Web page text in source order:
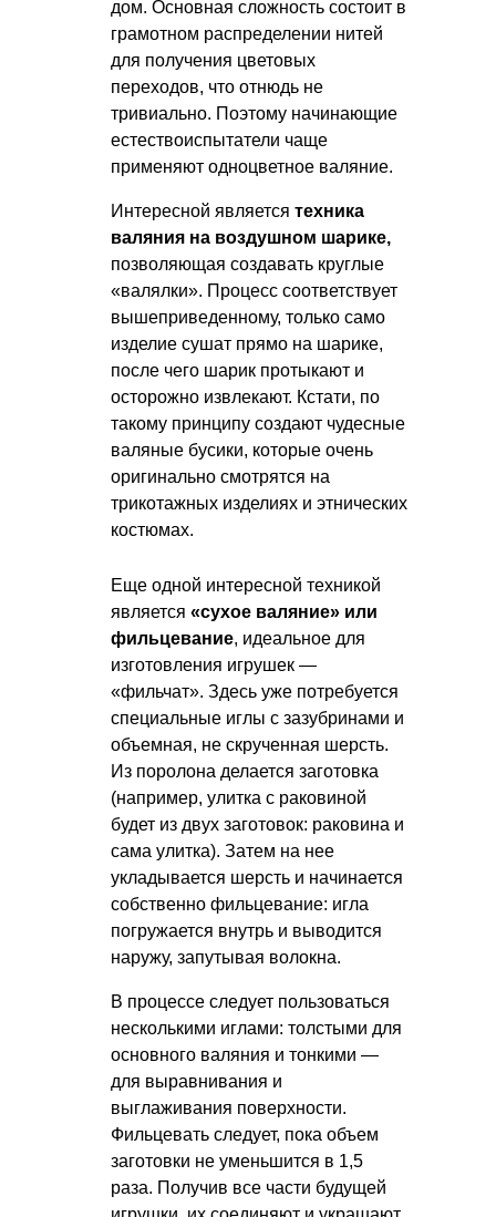
дом. Основная сложность состоит в
грамотном распределении нитей
для получения цветовых
переходов, что отнюдь не
тривиально. Поэтому начинающие
естествоиспытатели чаще
применяют одноцветное валяние.
Интересной является техника
валяния на воздушном шарике,
позволяющая создавать круглые
«валялки». Процесс соответствует
вышеприведенному, только само
изделие сушат прямо на шарике,
после чего шарик протыкают и
осторожно извлекают. Кстати, по
такому принципу создают чудесные
валяные бусики, которые очень
оригинально смотрятся на
трикотажных изделиях и этнических
костюмах.
Еще одной интересной техникой
является «сухое валяние» или
фильцевание, идеальное для
изготовления игрушек —
«фильчат». Здесь уже потребуется
специальные иглы с зазубринами и
объемная, не скрученная шерсть.
Из поролона делается заготовка
(например, улитка с раковиной
будет из двух заготовок: раковина и
сама улитка). Затем на нее
укладывается шерсть и начинается
собственно фильцевание: игла
погружается внутрь и выводится
наружу, запутывая волокна.
В процессе следует пользоваться
несколькими иглами: толстыми для
основного валяния и тонкими —
для выравнивания и
выглаживания поверхности.
Фильцевать следует, пока объем
заготовки не уменьшится в 1,5
раза. Получив все части будущей